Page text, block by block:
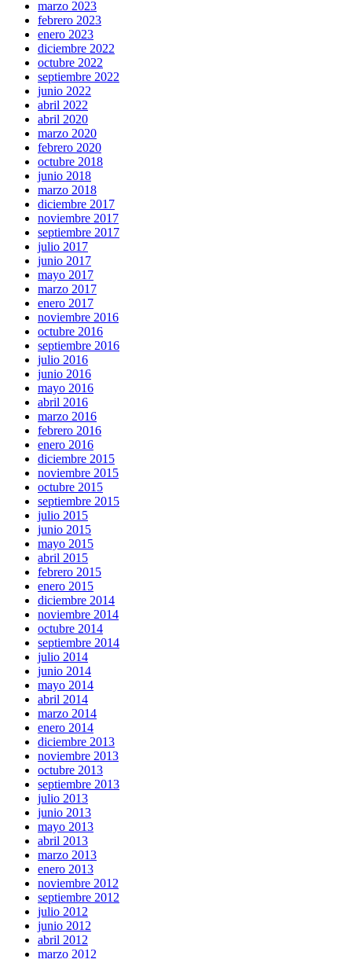
marzo 2023
febrero 2023
enero 2023
diciembre 2022
octubre 2022
septiembre 2022
junio 2022
abril 2022
abril 2020
marzo 2020
febrero 2020
octubre 2018
junio 2018
marzo 2018
diciembre 2017
noviembre 2017
septiembre 2017
julio 2017
junio 2017
mayo 2017
marzo 2017
enero 2017
noviembre 2016
octubre 2016
septiembre 2016
julio 2016
junio 2016
mayo 2016
abril 2016
marzo 2016
febrero 2016
enero 2016
diciembre 2015
noviembre 2015
octubre 2015
septiembre 2015
julio 2015
junio 2015
mayo 2015
abril 2015
febrero 2015
enero 2015
diciembre 2014
noviembre 2014
octubre 2014
septiembre 2014
julio 2014
junio 2014
mayo 2014
abril 2014
marzo 2014
enero 2014
diciembre 2013
noviembre 2013
octubre 2013
septiembre 2013
julio 2013
junio 2013
mayo 2013
abril 2013
marzo 2013
enero 2013
noviembre 2012
septiembre 2012
julio 2012
junio 2012
abril 2012
marzo 2012